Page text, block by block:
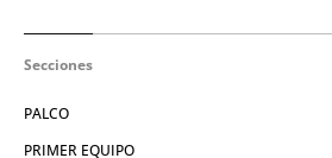
Secciones
PALCO
PRIMER EQUIPO